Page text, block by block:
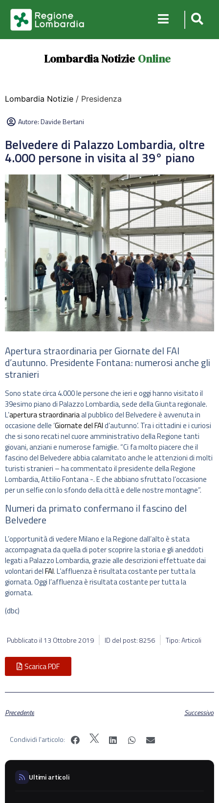
Lombardia Notizie Online
Lombardia Notizie / Presidenza
Autore:Davide Bertani
Belvedere di Palazzo Lombardia, oltre
4.000 persone in visita al 39° piano
Apertura straordinaria per Giornate del FAI
d’autunno. Presidente Fontana: numerosi anche gli
stranieri
Sono state circa 4.000 le persone che ieri e oggi hanno visitato il
39esimo piano di Palazzo Lombardia, sede della Giunta regionale.
L’apertura straordinariaal pubblico del Belvedere è avvenuta in
occasione delle ‘Giornate del FAId’autunno’. Tra i cittadini e i curiosi
che si sono recati nel cuore amministrativo della Regione tanti
giovani, anziani e numerose famiglie. “Ci fa molto piacere che il
fascino del Belvedere abbia calamitato anche le attenzioni di molti
turisti stranieri – ha commentato il presidente della Regione
Lombardia, Attilio Fontana -. E che abbiano sfruttato l’occasione
per un selfie con lo sfondo della città e delle nostre montagne”.
Numeri da primato confermano il fascino del
Belvedere
L’opportunità di vedere Milano e la Regione dall’alto è stata
accompagnata da quella di poter scoprire la storia e gli aneddoti
legati a Palazzo Lombardia, grazie alle descrizioni effettuate dai
volontari delFAI. L’affluenza è risultata costante per tutta la
giornata. Oggi l’affluenza è risultata costante per tutta la
giornata.
(dbc)
Pubblicato il 13 Ottobre 2019 ID del post: 8256 Tipo: Articoli
Scarica PDF
Precedente Successivo
Condividi l'articolo:
Ultimi articoli